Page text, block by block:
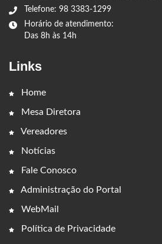
Telefone: 98 3383-1299
Horário de atendimento:
Das 8h às 14h
Links
Home
Mesa Diretora
Vereadores
Notícias
Fale Conosco
Administração do Portal
WebMail
Política de Privacidade